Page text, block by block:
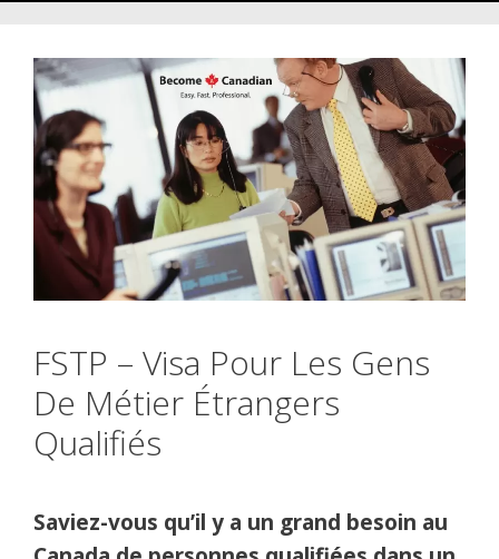
FSTP – Visa Pour Les Gens
De Métier Étrangers
Qualifiés
Saviez-vous qu’il y a un grand besoin au